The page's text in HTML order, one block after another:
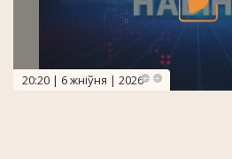
20:20 | 6 жніўня | 2026